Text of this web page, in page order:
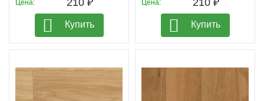
Цена: 210 ₽
Купить
Цена: 210 ₽
Купить